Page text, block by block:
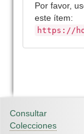
Por favor,
este ítem:
https://
Consultar
Colecciones